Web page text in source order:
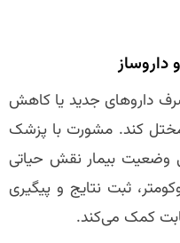
داروهای جدید یا کاهش
مختل کند. مشورت با پزشک
وضعیت بیمار نقش حیاتی
ثبت نتایج و پیگیری
کمک می‌کند.